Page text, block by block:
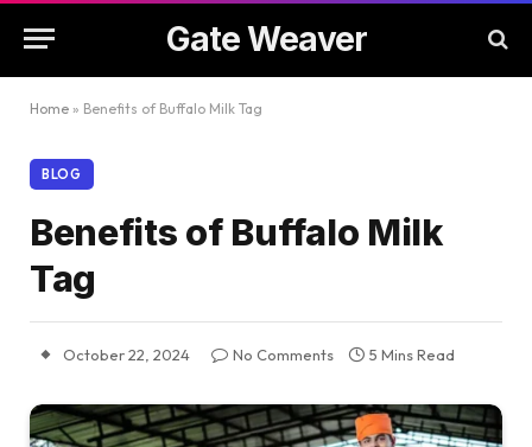
Gate Weaver
Home » Benefits of Buffalo Milk Tag
BLOG
Benefits of Buffalo Milk
Tag
October 22, 2024 No Comments 5 Mins Read